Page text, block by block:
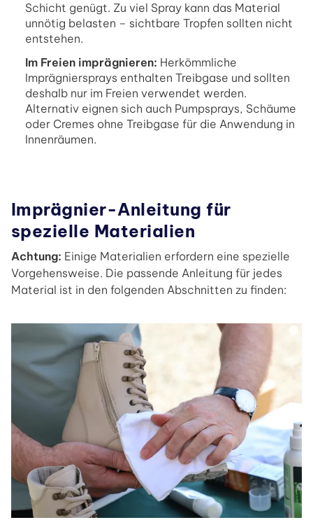
Schicht genügt. Zu viel Spray kann das Material
unnötig belasten – sichtbare Tropfen sollten nicht
entstehen.
Im Freien imprägnieren: Herkömmliche
Imprägniersprays enthalten Treibgase und sollten
deshalb nur im Freien verwendet werden.
Alternativ eignen sich auch Pumpsprays, Schäume
oder Cremes ohne Treibgase für die Anwendung in
Innenräumen.
Imprägnier-Anleitung für
spezielle Materialien
Achtung: Einige Materialien erfordern eine spezielle
Vorgehensweise. Die passende Anleitung für jedes
Material ist in den folgenden Abschnitten zu finden: